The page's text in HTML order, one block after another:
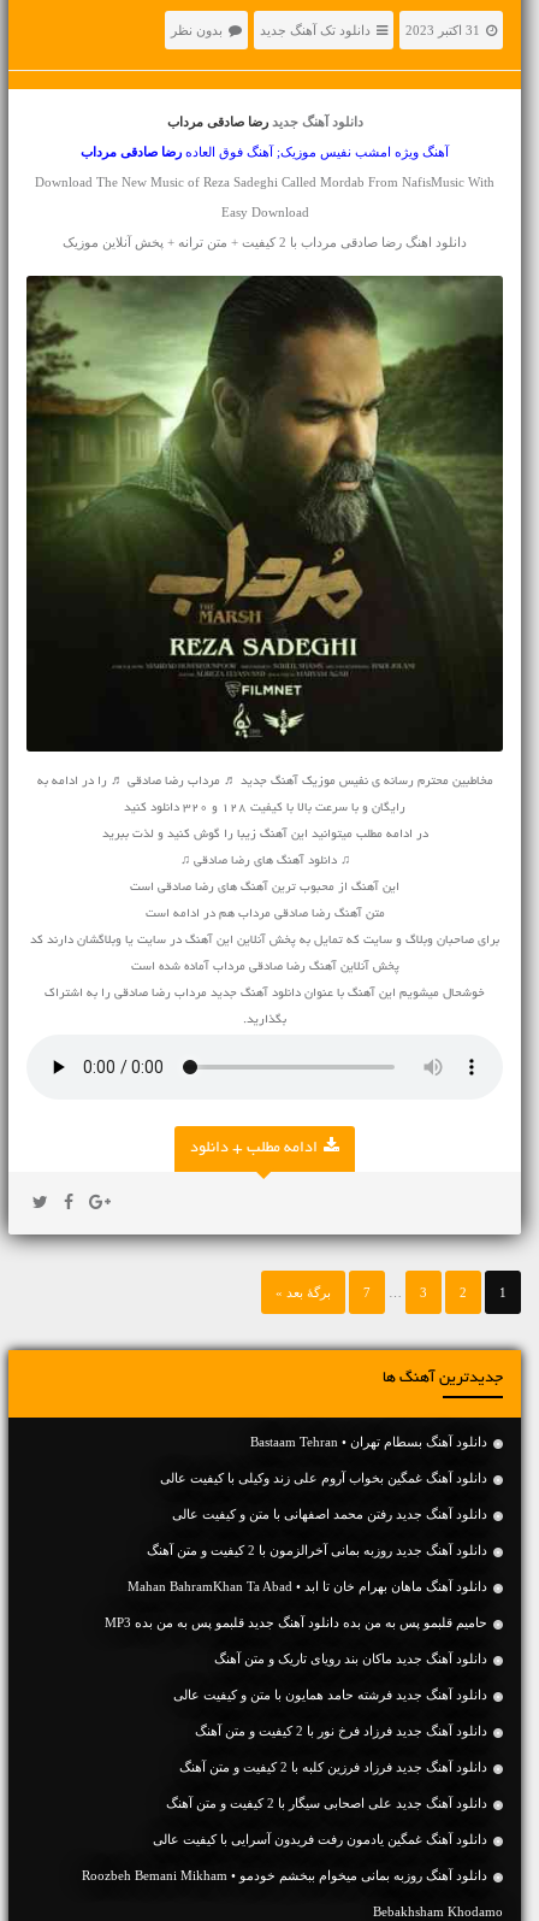
31 اکتبر 2023 دانلود تک آهنگ جدید بدون نظر
دانلود آهنگ جدید رضا صادقی مرداب
آهنگ ویژه امشب نفیس موزیک; آهنگ فوق العاده رضا صادقی مرداب
Download The New Music of Reza Sadeghi Called Mordab From NafisMusic With
Easy Download
دانلود اهنگ رضا صادقی مرداب با 2 کیفیت + متن ترانه + پخش آنلاین موزیک
مخاطبین محترم رسانه ی نفیس موزیک آهنگ جدید ♬ مرداب رضا صادقی ♬ را در ادامه به
رایگان و با سرعت بالا با کیفیت 128 و 320 دانلود کنید
در ادامه مطلب میتوانید این آهنگ زیبا را گوش کنید و لذت ببرید
♫ دانلود آهنگ های رضا صادقی ♫
این آهنگ از محبوب ترین آهنگ های رضا صادقی است
متن آهنگ رضا صادقی مرداب هم در ادامه است
برای صاحبان وبلاگ و سایت که تمایل به پخش آنلاین این آهنگ در سایت یا وبلاگشان دارند کد
پخش آنلاین آهنگ رضا صادقی مرداب آماده شده است
خوشحال میشویم این آهنگ با عنوان دانلود آهنگ جدید مرداب رضا صادقی را به اشتراک
بگذارید.
ادامه مطلب + دانلود
1
2
3
7 برگهٔ بعد »
جدیدترین آهنگ ها
دانلود آهنگ بسطام تهران • Bastaam Tehran
دانلود آهنگ غمگین بخواب آروم علی زند وکیلی با کیفیت عالی
دانلود آهنگ جديد رفتن محمد اصفهانی با متن و کیفیت عالی
دانلود آهنگ جديد روزبه بمانی آخرالزمون با 2 کیفیت و متن آهنگ
دانلود آهنگ ماهان بهرام خان تا ابد • Mahan BahramKhan Ta Abad
حامیم قلبمو پس به من بده دانلود آهنگ جدید قلبمو پس به من بده MP3
دانلود آهنگ جديد ماکان بند رویای تاریک و متن آهنگ
دانلود آهنگ جديد فرشته حامد همایون با متن و کیفیت عالی
دانلود آهنگ جديد فرزاد فرخ نور با 2 کیفیت و متن آهنگ
دانلود آهنگ جديد فرزاد فرزین کلبه با 2 کیفیت و متن آهنگ
دانلود آهنگ جديد علی اصحابی سیگار با 2 کیفیت و متن آهنگ
دانلود آهنگ غمگین یادمون رفت فریدون آسرایی با کیفیت عالی
دانلود آهنگ روزبه بمانی میخوام ببخشم خودمو • Roozbeh Bemani Mikham
Bebakhsham Khodamo